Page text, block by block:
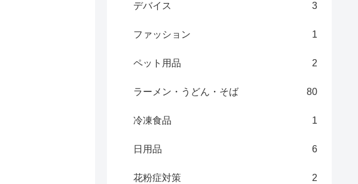
デバイス 3
ファッション 1
ペット用品 2
ラーメン・うどん・そば 80
冷凍食品 1
日用品 6
花粉症対策 2